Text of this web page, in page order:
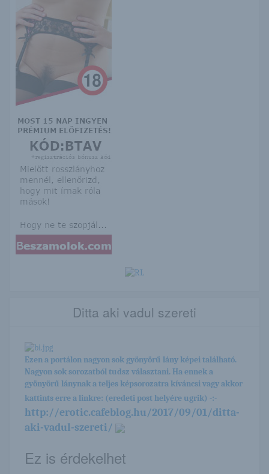
Ditta aki vadul szereti
Ezen a portálon nagyon sok gyönyörű lány képei található.
Nagyon sok sorozatból tudsz választani. Ha ennek a
gyönyörű lánynak a teljes képsorozatra kíváncsi vagy akkor
kattints erre a linkre: (eredeti post helyére ugrik) -:-
http://erotic.cafeblog.hu/2017/09/01/ditta-
aki-vadul-szereti/
Ez is érdekelhet